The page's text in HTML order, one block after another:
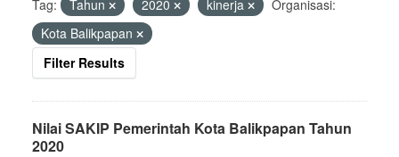
Tag: Tahun 2020 kinerja
Organisasi:
Kota Balikpapan
Filter Results
Nilai SAKIP Pemerintah Kota Balikpapan Tahun
2020